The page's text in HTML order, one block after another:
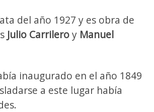
del año 1927 y es obra de
Julio Carrileroy Manuel
inaugurado en el año 1849
a este lugar había